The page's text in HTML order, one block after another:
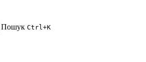
Пошук Ctrl+K